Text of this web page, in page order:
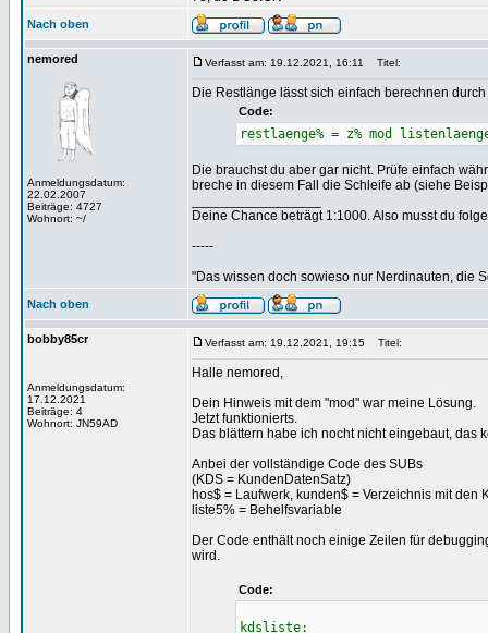
Nach oben
nemored
Anmeldungsdatum:
22.02.2007
Beiträge: 4727
Wohnort: ~/
Verfasst am: 19.12.2021, 16:11 Titel:
Die Restlänge lässt sich einfach berechnen durch
Code:
restlaenge% = z% mod
Die brauchst du aber gar nicht. Prüfe einfach
breche in diesem Fall die Schleife ab (siehe
Deine Chance beträgt 1:1000. Also musst du
-----
"Das wissen doch sowieso nur Nerdinauten, die
Nach oben
bobby85cr
Anmeldungsdatum:
17.12.2021
Beiträge: 4
Wohnort: JN59AD
Verfasst am: 19.12.2021, 19:15 Titel:
Halle nemored,
Dein Hinweis mit dem "mod" war meine Lösung.
Jetzt funktionierts.
Das blättern habe ich nocht nicht eingebaut, das
Anbei der vollständige Code des SUBs
(KDS = KundenDatenSatz)
hos$ = Laufwerk, kunden$ = Verzeichnis mit
liste5% = Behelfsvariable
Der Code enthält noch einige Zeilen für
wird.
Code:
kdsliste: